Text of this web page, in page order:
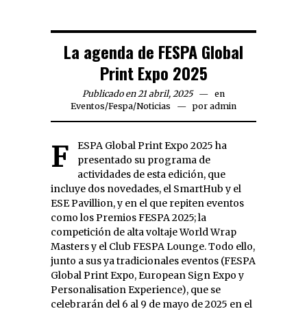
La agenda de FESPA Global
Print Expo 2025
Publicado en 21 abril, 2025
en
Eventos/Fespa/Noticias por admin
FESPA Global Print Expo 2025 ha
presentado su programa de
actividades de esta edición, que
incluye dos novedades, el SmartHub y el
ESE Pavillion, y en el que repiten eventos
como los Premios FESPA 2025; la
competición de alta voltaje World Wrap
Masters y el Club FESPA Lounge. Todo ello,
junto a sus ya tradicionales eventos (FESPA
Global Print Expo, European Sign Expo y
Personalisation Experience), que se
celebrarán del 6 al 9 de mayo de 2025 en el